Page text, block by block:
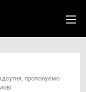
пропонуємо